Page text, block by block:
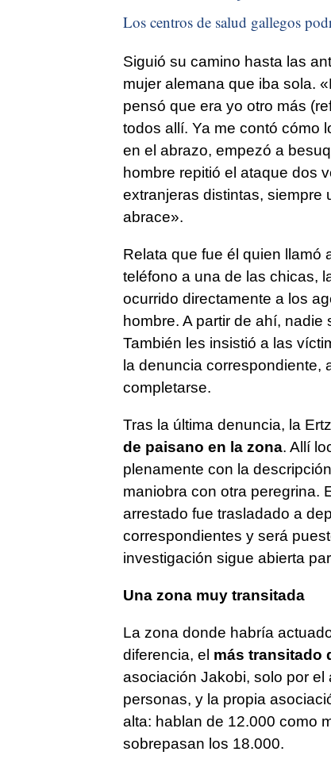
Los centros de salud gallegos
Siguió su camino hasta las
mujer alemana que iba sola.
pensó que era yo otro más
todos allí. Ya me contó cómo
en el abrazo, empezó a
hombre repitió el ataque dos
extranjeras distintas, siempre
abrace».
Relata que fue él quien llamó
teléfono a una de las chicas,
ocurrido directamente a los
hombre. A partir de ahí,
También les insistió a las
la denuncia correspondiente,
completarse.
Tras la última denuncia, la
de paisano en la zona. Allí
plenamente con la
maniobra con otra peregrina.
arrestado fue trasladado a
correspondientes y será
investigación sigue abierta
Una zona muy transitada
La zona donde habría
diferencia, el más transitado
asociación Jakobi, solo por
personas, y la propia
alta: hablan de 12.000 como
sobrepasan los 18.000.